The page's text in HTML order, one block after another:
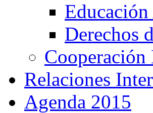
Derechos
Relaciones
Agenda 2015